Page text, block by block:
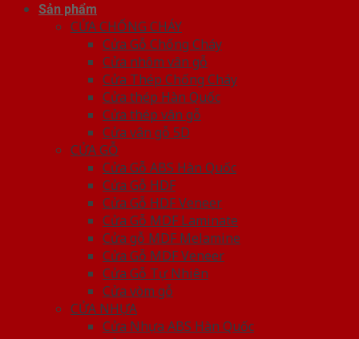
Sản phẩm
CỬA CHỐNG CHÁY
Cửa Gỗ Chống Cháy
Cửa nhôm vân gỗ
Cửa Thép Chống Cháy
Cửa thép Hàn Quốc
Cửa thép vân gỗ
Cửa vân gỗ 5D
CỬA GỖ
Cửa Gỗ ABS Hàn Quốc
Cửa Gỗ HDF
Cửa Gỗ HDF Veneer
Cửa Gỗ MDF Laminate
Cửa gỗ MDF Melamine
Cửa Gỗ MDF Veneer
Cửa Gỗ Tự Nhiên
Cửa vòm gỗ
CỬA NHỰA
Cửa Nhựa ABS Hàn Quốc